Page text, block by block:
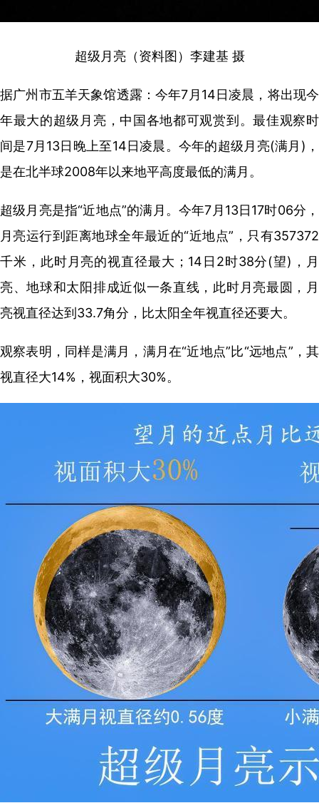
超级月亮（资料图）李建基 摄
据广州市五羊天象馆透露：今年7月14日凌晨，将出现今
年最大的超级月亮，中国各地都可观赏到。最佳观察时
间是7月13日晚上至14日凌晨。今年的超级月亮(满月)，
是在北半球2008年以来地平高度最低的满月。
超级月亮是指“近地点”的满月。今年7月13日17时06分，
月亮运行到距离地球全年最近的“近地点”，只有357372
千米，此时月亮的视直径最大；14日2时38分(望)，月
亮、地球和太阳排成近似一条直线，此时月亮最圆，月
亮视直径达到33.7角分，比太阳全年视直径还要大。
观察表明，同样是满月，满月在“近地点”比“远地点”，其
视直径大14%，视面积大30%。